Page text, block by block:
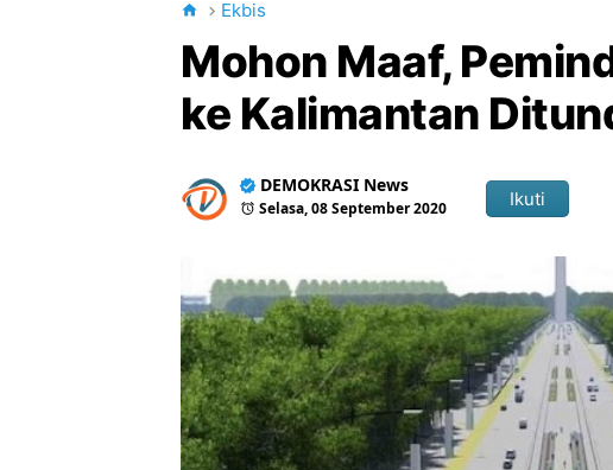
Ekbis
Mohon Maaf,
ke Kalimantan
DEMOKRASI News
Selasa, 08 September 2020 Ikuti